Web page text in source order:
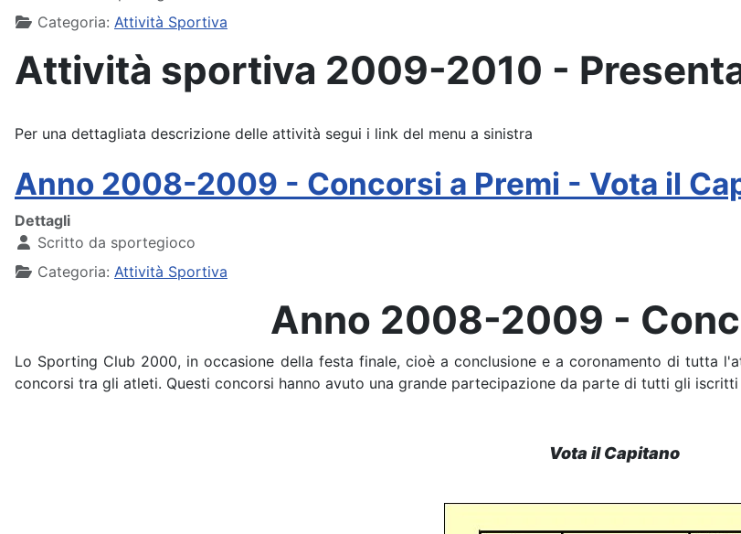
Categoria: Attività Sportiva
Attività sportiva 2009-2010 -
Per una dettagliata descrizione delle attività segui i link del menu a sinistra
Anno 2008-2009 - Concorsi a Premi - Vota il
Dettagli
Scritto da sportegioco
Categoria: Attività Sportiva
Anno 2008-2009 -
Lo Sporting Club 2000, in occasione della festa finale, cioè a conclusione e a coronamento di tutta
concorsi tra gli atleti. Questi concorsi hanno avuto una grande partecipazione da parte di tutti gli iscritti
Vota il Capitano